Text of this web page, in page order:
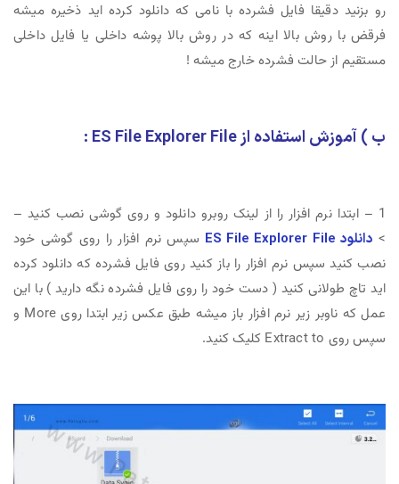
رو بزنید دقیقا فایل فشرده با نامی که دانلود کرده اید ذخیره میشه
فرقض با روش بالا اینه که در روش بالا پوشه داخلی یا فایل داخلی
مستقیم از حالت فشرده خارج میشه !
ب ) آموزش استفاده از ES File Explorer File :
1 – ابتدا نرم افزار را از لینک روبرو دانلود و روی گوشی نصب کنید –
> دانلود ES File Explorer File
سپس نرم افزار را روی گوشی خود
نصب کنید سپس نرم افزار را باز کنید روی فایل فشرده که دانلود کرده
اید تاچ طولانی کنید ( دست خود را روی فایل فشرده نگه دارید ) با این
عمل که ناوبر زیر نرم افزار باز میشه طبق عکس زیر ابتدا روی More و
سپس روی Extract to کلیک کنید.